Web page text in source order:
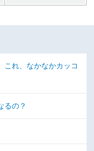
これ、なかなかカッコ
るの？